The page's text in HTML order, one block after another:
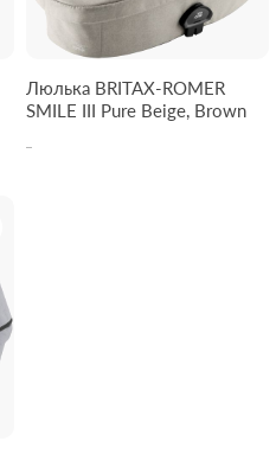
Люлька BRITAX-ROMER
SMILE III Pure Beige, Brown